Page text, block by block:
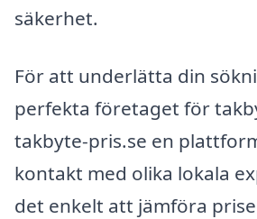
säkerhet.
För att underlätta din
perfekta företaget för
takbyte-pris.se en
kontakt med olika lokala
det enkelt att jämföra